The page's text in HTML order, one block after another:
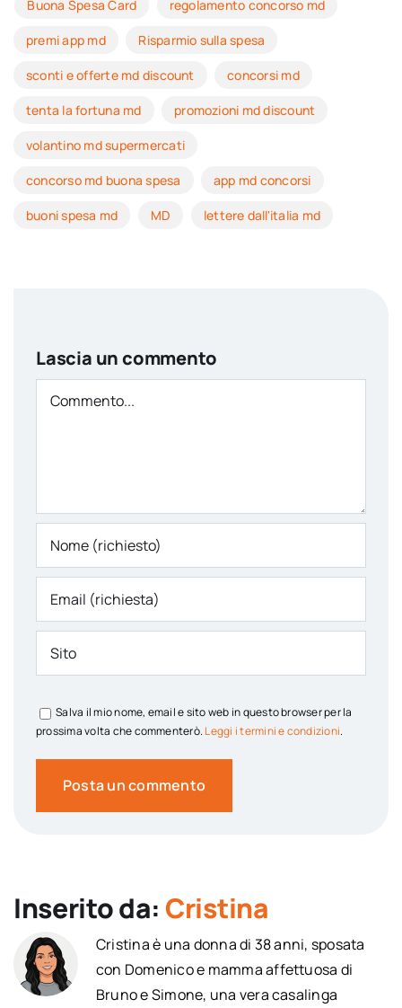
Buona Spesa Card regolamento concorso md
premi app md Risparmio sulla spesa
sconti e offerte md discount concorsi md
tenta la fortuna md promozioni md discount
volantino md supermercati
concorso md buona spesa app md concorsi
buoni spesa md MD lettere dall'italia md
Lascia un commento
Comment
Salva il mio nome, email e sito web in questo browser per la
prossima volta che commenterò. Leggi i termini e condizioni.
Inserito da: Cristina
Cristina è una donna di 38 anni, sposata
con Domenico e mamma affettuosa di
Bruno e Simone, una vera casalinga